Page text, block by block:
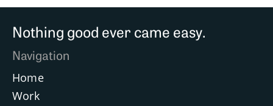
Nothing good ever came easy.
Navigation
Home
Work